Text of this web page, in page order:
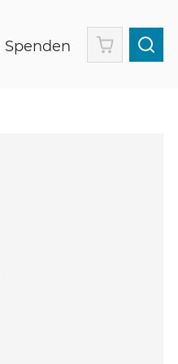
Spenden Warenkorb